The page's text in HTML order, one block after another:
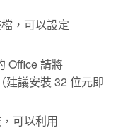
，可以設定
Office 請將
建議安裝 32 位元即
可以利用